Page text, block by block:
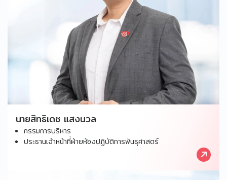
นายสิทธิเดช แสงนวล
กรรมการบริหาร
ประธานเจ้าหน้าที่ฝ่ายห้องปฏิบัติการพันธุศาสตร์